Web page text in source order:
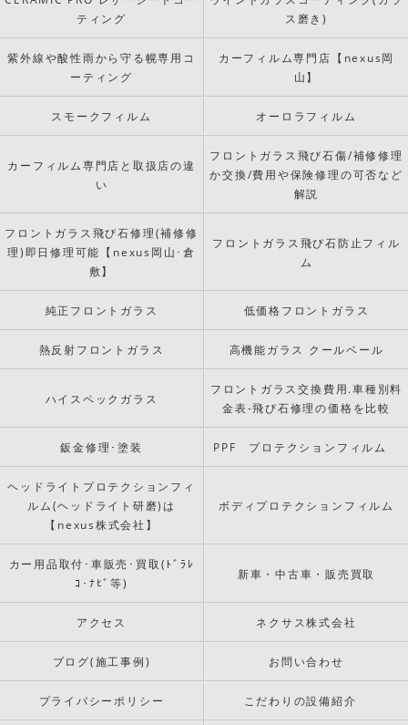
ティング
ス磨き)
紫外線や酸性雨から守る幌専用コ
ーティング
カーフィルム専門店【nexus岡
山】
スモークフィルム オーロラフィルム
カーフィルム専門店と取扱店の違
い
フロントガラス飛び石傷/補修修理
か交換/費用や保険修理の可否など
解説
フロントガラス飛び石修理(補修修
理)即日修理可能【nexus岡山･倉
敷】
フロントガラス飛び石防止フィル
ム
純正フロントガラス 低価格フロントガラス
熱反射フロントガラス 高機能ガラス クールベール
ハイスペックガラス
フロントガラス交換費用.車種別料
金表-飛び石修理の価格を比較
鈑金修理･塗装 PPF プロテクションフィルム
ヘッドライトプロテクションフィ
ルム(ヘッドライト研磨)は
【nexus株式会社】
ボディプロテクションフィルム
カー用品取付･車販売･買取(ﾄﾞﾗﾚ
ｺ･ﾅﾋﾞ等)
新車・中古車・販売買取
アクセス ネクサス株式会社
ブログ(施工事例) お問い合わせ
プライバシーポリシー こだわりの設備紹介